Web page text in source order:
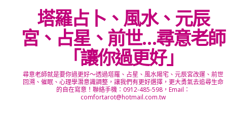
塔羅占卜、風水、元辰
宮、占星、前世…尋意老師
「讓你過更好」
尋意老師就是要你過更好～透過塔羅、占星、風水陽宅、元辰宮改運、前世
回溯、催眠、心理學潛意識調整，讓我們有更好選擇，更大勇氣去追尋生命
的自在寫意！聯絡手機：0912-485-598，Email：
comfortarot@hotmail.com.tw